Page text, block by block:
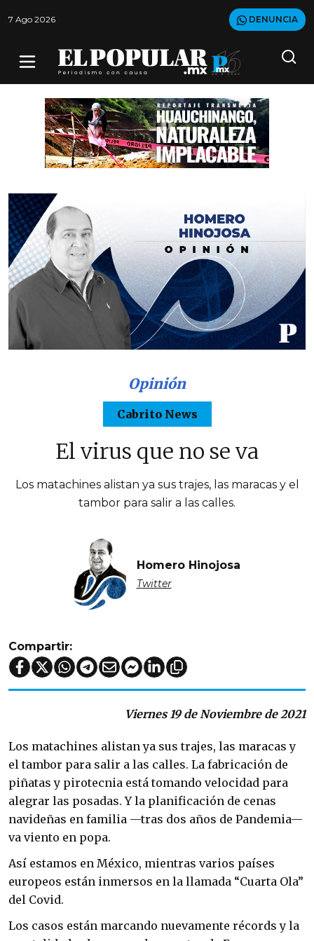
7 Ago 2026 DENUNCIA
Opinión
Cabrito News
El virus que no se va
Los matachines alistan ya sus trajes, las maracas y el
tambor para salir a las calles.
Homero Hinojosa
Twitter
Compartir:
Viernes 19 de Noviembre de 2021
Los matachines alistan ya sus trajes, las maracas y
el tambor para salir a las calles. La fabricación de
piñatas y pirotecnia está tomando velocidad para
alegrar las posadas. Y la planificación de cenas
navideñas en familia —tras dos años de Pandemia—
va viento en popa.
Así estamos en México, mientras varios países
europeos están inmersos en la llamada “Cuarta Ola”
del Covid.
Los casos están marcando nuevamente récords y la